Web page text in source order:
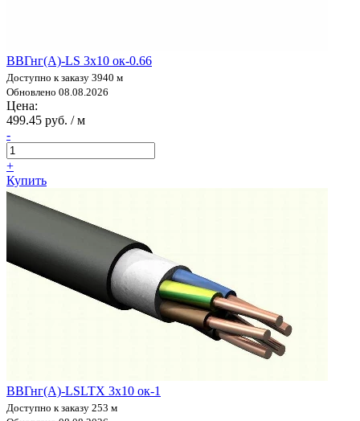
ВВГнг(А)-LS 3х10 ок-0.66
Доступно к заказу 3940 м
Обновлено 08.08.2026
Цена:
499.45 руб. / м
-
+
Купить
ВВГнг(А)-LSLTX 3х10 ок-1
Доступно к заказу 253 м